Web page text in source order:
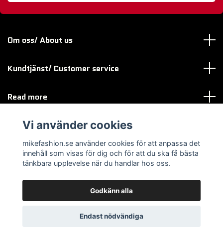
Om oss/ About us
Kundtjänst/ Customer service
Read more
Sociala medier
© 2026 mikefashion.se
Vi använder cookies
mikefashion.se använder cookies för att anpassa det
innehåll som visas för dig och för att du ska få bästa
tänkbara upplevelse när du handlar hos oss.
Godkänn alla
Endast nödvändiga